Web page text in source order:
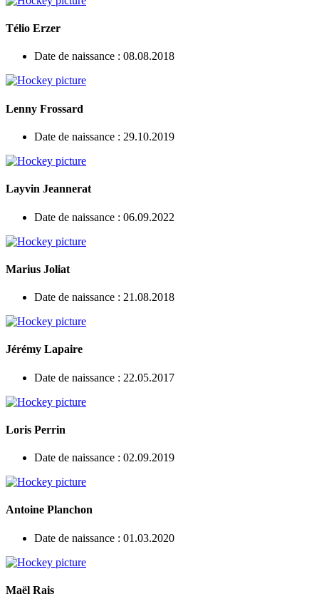
Télio Erzer
Date de naissance : 08.08.2018
Lenny Frossard
Date de naissance : 29.10.2019
Layvin Jeannerat
Date de naissance : 06.09.2022
Marius Joliat
Date de naissance : 21.08.2018
Jérémy Lapaire
Date de naissance : 22.05.2017
Loris Perrin
Date de naissance : 02.09.2019
Antoine Planchon
Date de naissance : 01.03.2020
Maël Rais